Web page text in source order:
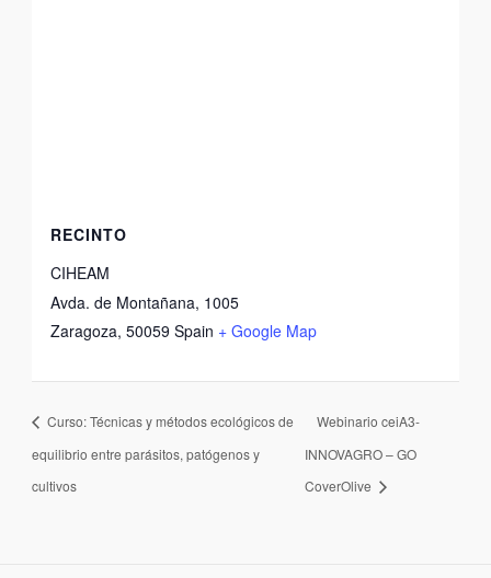
RECINTO
CIHEAM
Avda. de Montañana, 1005
Zaragoza, 50059 Spain + Google Map
Curso: Técnicas y métodos ecológicos de
equilibrio entre parásitos, patógenos y
cultivos
Webinario ceiA3-
INNOVAGRO – GO
CoverOlive